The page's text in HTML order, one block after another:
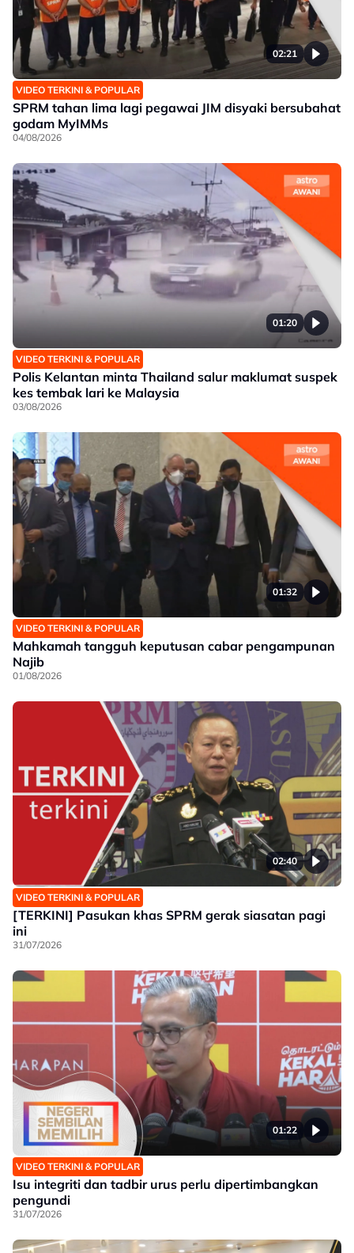
02:21
VIDEO TERKINI & POPULAR
SPRM tahan lima lagi pegawai JIM disyaki bersubahat
godam MyIMMs
04/08/2026
01:20
VIDEO TERKINI & POPULAR
Polis Kelantan minta Thailand salur maklumat suspek
kes tembak lari ke Malaysia
03/08/2026
01:32
VIDEO TERKINI & POPULAR
Mahkamah tangguh keputusan cabar pengampunan
Najib
01/08/2026
02:40
VIDEO TERKINI & POPULAR
[TERKINI] Pasukan khas SPRM gerak siasatan pagi
ini
31/07/2026
01:22
VIDEO TERKINI & POPULAR
Isu integriti dan tadbir urus perlu dipertimbangkan
pengundi
31/07/2026